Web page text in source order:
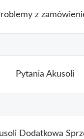
z
Pytania Akusoli
Dodatkowa